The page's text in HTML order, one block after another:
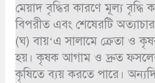
মেয়াদ বৃদ্ধির কারণে মূল্য বৃদ্ধি
বিপরীত এবং শেষেরটি
(ঘ) বায়‘এ সালামে ক্রেতা ও
হয়। কৃষক আগাম ও দ্রুত
কৃষিতে ব্যয় করতে পারে।